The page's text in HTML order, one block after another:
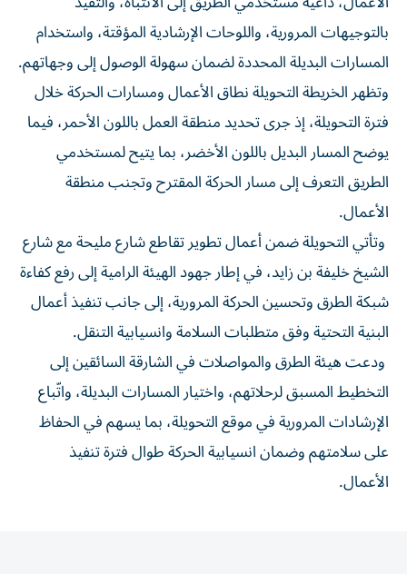
بالتوجيهات المرورية، واللوحات الإرشادية المؤقتة، واستخدام
المسارات البديلة المحددة لضمان سهولة الوصول إلى وجهاتهم.
وتظهر الخريطة التحويلة نطاق الأعمال ومسارات الحركة خلال
فترة التحويلة، إذ جرى تحديد منطقة العمل باللون الأحمر، فيما
يوضح المسار البديل باللون الأخضر، بما يتيح لمستخدمي
الطريق التعرف إلى مسار الحركة المقترح وتجنب منطقة
الأعمال.
وتأتي التحويلة ضمن أعمال تطوير تقاطع شارع مليحة مع شارع
الشيخ خليفة بن زايد، في إطار جهود الهيئة الرامية إلى رفع كفاءة
شبكة الطرق وتحسين الحركة المرورية، إلى جانب تنفيذ أعمال
البنية التحتية وفق متطلبات السلامة وانسيابية التنقل.
ودعت هيئة الطرق والمواصلات في الشارقة السائقين إلى
التخطيط المسبق لرحلاتهم، واختيار المسارات البديلة، واتّباع
الإرشادات المرورية في موقع التحويلة، بما يسهم في الحفاظ
على سلامتهم وضمان انسيابية الحركة طوال فترة تنفيذ
الأعمال.